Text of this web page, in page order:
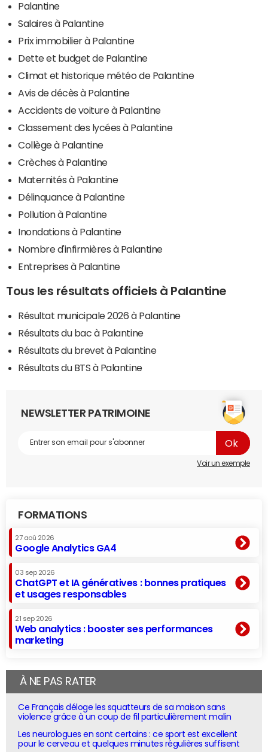
Palantine
Salaires à Palantine
Prix immobilier à Palantine
Dette et budget de Palantine
Climat et historique météo de Palantine
Avis de décès à Palantine
Accidents de voiture à Palantine
Classement des lycées à Palantine
Collège à Palantine
Crèches à Palantine
Maternités à Palantine
Délinquance à Palantine
Pollution à Palantine
Inondations à Palantine
Nombre d'infirmières à Palantine
Entreprises à Palantine
Tous les résultats officiels à Palantine
Résultat municipale 2026 à Palantine
Résultats du bac à Palantine
Résultats du brevet à Palantine
Résultats du BTS à Palantine
NEWSLETTER PATRIMOINE
Voir un exemple
FORMATIONS
27 aoû 2026
Google Analytics GA4
03 sep 2026
ChatGPT et IA génératives : bonnes pratiques
et usages responsables
21 sep 2026
Web analytics : booster ses performances
marketing
À NE PAS RATER
Ce Français déloge les squatteurs de sa maison sans
violence grâce à un coup de fil particulièrement malin
Les neurologues en sont certains : ce sport est excellent
pour le cerveau et quelques minutes régulières suffisent